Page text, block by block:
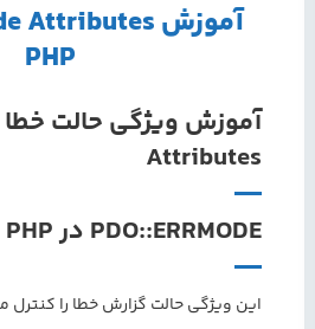
PHP
Attributes
PDO::ERRMODE در PHP
این ویژگی حالت گزارش خطا را